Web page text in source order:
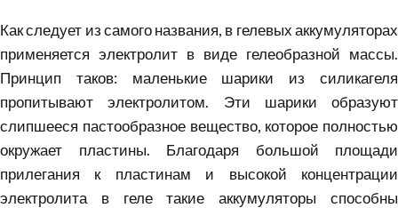
Как следует из самого названия, в гелевых аккумуляторах
применяется электролит в виде гелеобразной массы.
Принцип таков: маленькие шарики из силикагеля
пропитывают электролитом. Эти шарики образуют
слипшееся пастообразное вещество, которое полностью
окружает пластины. Благодаря большой площади
прилегания к пластинам и высокой концентрации
электролита в геле такие аккумуляторы способны